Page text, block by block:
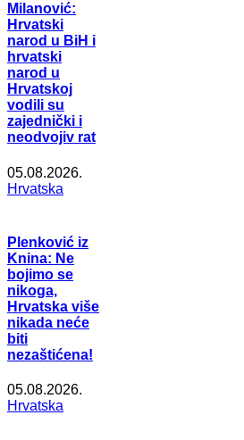
Milanović:
Hrvatski
narod u BiH i
hrvatski
narod u
Hrvatskoj
vodili su
zajednički i
neodvojiv rat
05.08.2026.
Hrvatska
Plenković iz
Knina: Ne
bojimo se
nikoga,
Hrvatska više
nikada neće
biti
nezaštićena!
05.08.2026.
Hrvatska